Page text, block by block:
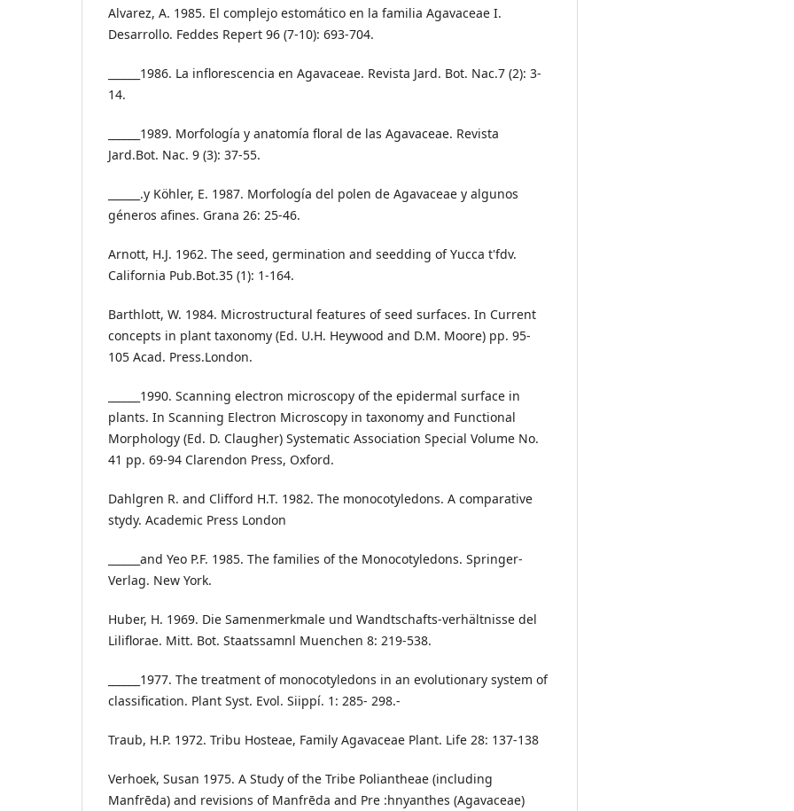
Alvarez, A. 1985. El complejo estomático en la familia Agavaceae I.
Desarrollo. Feddes Repert 96 (7-10): 693-704.
______1986. La inflorescencia en Agavaceae. Revista Jard. Bot. Nac.7 (2): 3-
14.
______1989. Morfología y anatomía floral de las Agavaceae. Revista
Jard.Bot. Nac. 9 (3): 37-55.
______.y Köhler, E. 1987. Morfología del polen de Agavaceae y algunos
géneros afines. Grana 26: 25-46.
Arnott, H.J. 1962. The seed, germination and seedding of Yucca t'fdv.
California Pub.Bot.35 (1): 1-164.
Barthlott, W. 1984. Microstructural features of seed surfaces. In Current
concepts in plant taxonomy (Ed. U.H. Heywood and D.M. Moore) pp. 95-
105 Acad. Press.London.
______1990. Scanning electron microscopy of the epidermal surface in
plants. In Scanning Electron Microscopy in taxonomy and Functional
Morphology (Ed. D. Claugher) Systematic Association Special Volume No.
41 pp. 69-94 Clarendon Press, Oxford.
Dahlgren R. and Clifford H.T. 1982. The monocotyledons. A comparative
stydy. Academic Press London
______and Yeo P.F. 1985. The families of the Monocotyledons. Springer-
Verlag. New York.
Huber, H. 1969. Die Samenmerkmale und Wandtschafts-verhältnisse del
Liliflorae. Mitt. Bot. Staatssamnl Muenchen 8: 219-538.
______1977. The treatment of monocotyledons in an evolutionary system of
classification. Plant Syst. Evol. Siippí. 1: 285- 298.-
Traub, H.P. 1972. Tribu Hosteae, Family Agavaceae Plant. Life 28: 137-138
Verhoek, Susan 1975. A Study of the Tribe Poliantheae (including
Manfrēda) and revisions of Manfrēda and Pre :hnyanthes (Agavaceae)